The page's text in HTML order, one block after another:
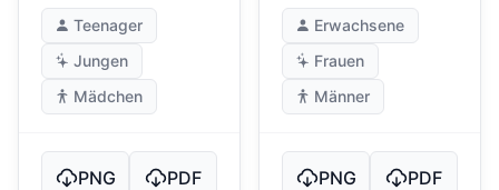
Teenager
Jungen
Mädchen
PNG PDF
Erwachsene
Frauen
Männer
PNG PDF